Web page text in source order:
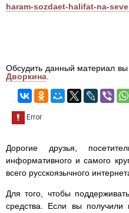
haram-sozdaet-halifat-na-
Обсудить данный материал
Дворкина.
Дорогие друзья,
информативного и самого
всего русскоязычного
Для того, чтобы
средства. Если вы